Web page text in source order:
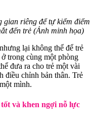
riêng để tự kiểm điểm
đến trẻ (Ảnh minh họa)
lại không thể để trẻ
trong cùng một phòng
đưa ra cho trẻ một vài
điều chỉnh bản thân. Trẻ
mình.
và khen ngợi nỗ lực